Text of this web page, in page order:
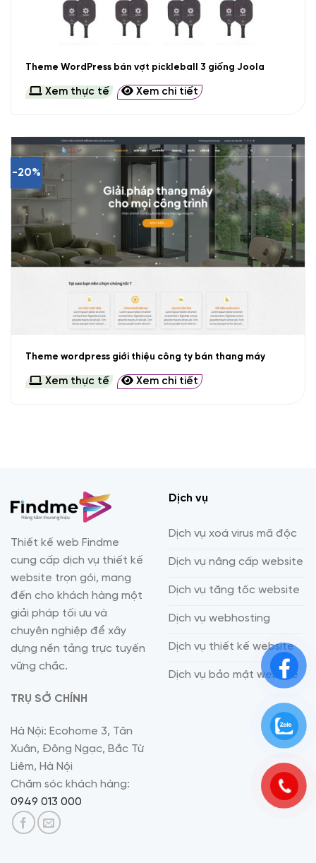
Theme WordPress bán vợt pickleball 3 giống Joola
Xem thực tế Xem chi tiết
-20%
Theme wordpress giới thiệu công ty bán thang máy
Xem thực tế Xem chi tiết
Thiết kế web Findme
cung cấp dịch vụ thiết kế
website trọn gói, mang
đến cho khách hàng một
giải pháp tối ưu và
chuyên nghiệp để xây
dựng nền tảng trực tuyến
vững chắc.
TRỤ SỞ CHÍNH
Hà Nội: Ecohome 3, Tân
Xuân, Đông Ngạc, Bắc Từ
Liêm, Hà Nội
Chăm sóc khách hàng:
0949 013 000
Dịch vụ
Dịch vụ xoá virus mã độc
Dịch vụ nâng cấp website
Dịch vụ tăng tốc website
Dịch vụ webhosting
Dịch vụ thiết kế website
Dịch vụ bảo mật website